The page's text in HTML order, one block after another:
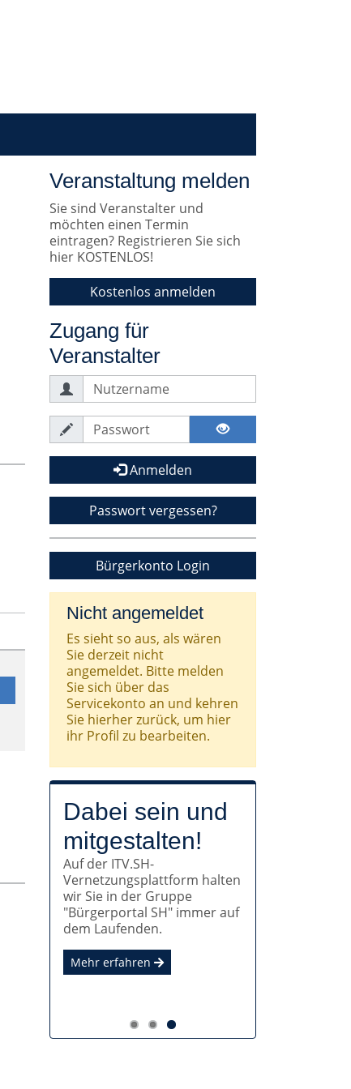
Veranstaltung melden
Sie sind Veranstalter und
möchten einen Termin
eintragen? Registrieren Sie sich
hier KOSTENLOS!
Kostenlos anmelden
Zugang für
Veranstalter
Anmelden
Passwort vergessen?
Bürgerkonto Login
Nicht angemeldet
Es sieht so aus, als wären
Sie derzeit nicht
angemeldet. Bitte melden
Sie sich über das
Servicekonto an und kehren
Sie hierher zurück, um hier
ihr Profil zu bearbeiten.
Mit dem ITV.SH
zur OZG-
Konformität!
Alle Verwaltungsleistungen,
die Bürger:innen und
Unternehmen in Anspruch
digital nutzbar sein.
Noch Fragen?
Auf der Seite des ITV.SH
finden Sie viele Antworten zu
Ihren Fragen. Und natürlich
auch direkt das
Bestellformular für Ihr
Bürgerportal.
Mehr erfahren
Dabei sein und
mitgestalten!
Auf der ITV.SH-
Vernetzungsplattform halten
wir Sie in der Gruppe
"Bürgerportal SH" immer auf
dem Laufenden.
Mehr erfahren